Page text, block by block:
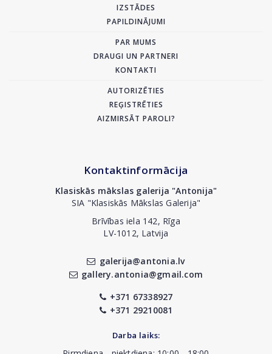
IZSTĀDES
PAPILDINĀJUMI
PAR MUMS
DRAUGI UN PARTNERI
KONTAKTI
AUTORIZĒTIES
REĢISTRĒTIES
AIZMIRSĀT PAROLI?
Kontaktinformācija
Klasiskās mākslas galerija "Antonija"
SIA "Klasiskās Mākslas Galerija"
Brīvības iela 142, Rīga
LV-1012, Latvija
galerija@antonia.lv
gallery.antonia@gmail.com
+371 67338927
+371 29210081
Darba laiks: